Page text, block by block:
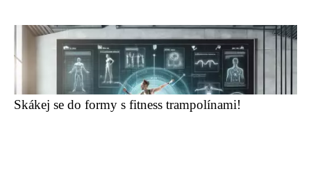
Skákej se do formy s fitness trampolínami!